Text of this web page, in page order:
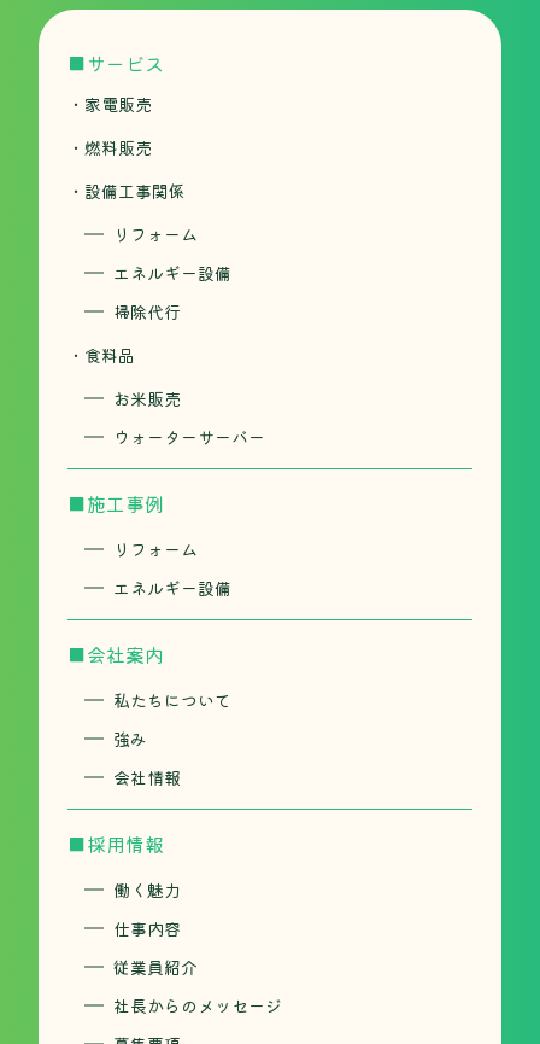
■サービス
・家電販売
・燃料販売
・設備工事関係
リフォーム
エネルギー設備
掃除代行
・食料品
お米販売
ウォーターサーバー
■施工事例
リフォーム
エネルギー設備
■会社案内
私たちについて
強み
会社情報
■採用情報
働く魅力
仕事内容
従業員紹介
社長からのメッセージ